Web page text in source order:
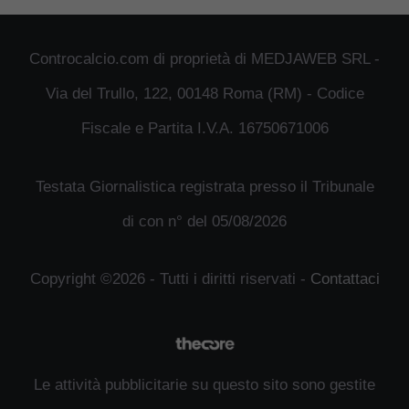
Controcalcio.com di proprietà di MEDJAWEB SRL -
Via del Trullo, 122, 00148 Roma (RM) - Codice
Fiscale e Partita I.V.A. 16750671006
Testata Giornalistica registrata presso il Tribunale
di con n° del 05/08/2026
Copyright ©2026 - Tutti i diritti riservati - Contattaci
Le attività pubblicitarie su questo sito sono gestite